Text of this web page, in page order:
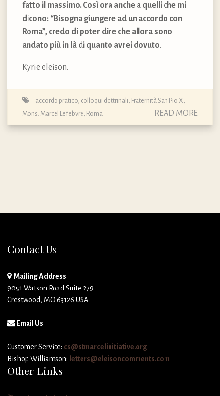
fatto il massimo. Così ora anche a quelli che mi
dicono: “Bisogna giungere ad un accordo con
Roma”, credo di poter dire che allora sono
andato più in là di quanto avrei dovuto.
Kyrie eleison.
accordo pratico colloqui dottrinali Fraternità San Pio X
Mons. Marcel Lefebvre Roma READ MORE
Contact Us
Mailing Address
9051 Watson Road Suite 279
Crestwood, MO 63126 USA
Email Us
Customer Service: cs@stmarcelinitiative.org
Bishop Williamson: letters@eleisoncomments.com
Other Links